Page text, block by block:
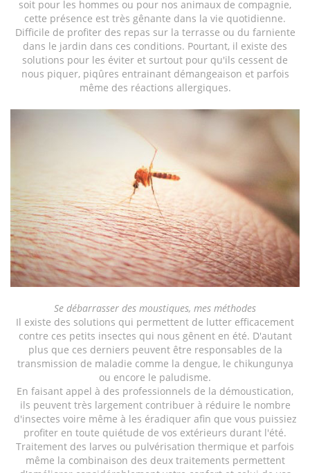
soit pour les hommes ou pour nos animaux de compagnie,
cette présence est très gênante dans la vie quotidienne.
Difficile de profiter des repas sur la terrasse ou du farniente
dans le jardin dans ces conditions. Pourtant, il existe des
solutions pour les éviter et surtout pour qu'ils cessent de
nous piquer, piqûres entrainant démangeaison et parfois
même des réactions allergiques.
Se débarrasser des moustiques, mes méthodes
Il existe des solutions qui permettent de lutter efficacement
contre ces petits insectes qui nous gênent en été. D'autant
plus que ces derniers peuvent être responsables de la
transmission de maladie comme la dengue, le chikungunya
ou encore le paludisme.
En faisant appel à des professionnels de la démoustication,
ils peuvent très largement contribuer à réduire le nombre
d'insectes voire même à les éradiquer afin que vous puissiez
profiter en toute quiétude de vos extérieurs durant l'été.
Traitement des larves ou pulvérisation thermique et parfois
même la combinaison des deux traitements permettent